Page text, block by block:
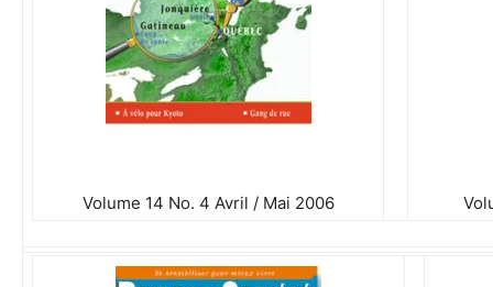
Volume 14 No. 4 Avril / Mai 2006